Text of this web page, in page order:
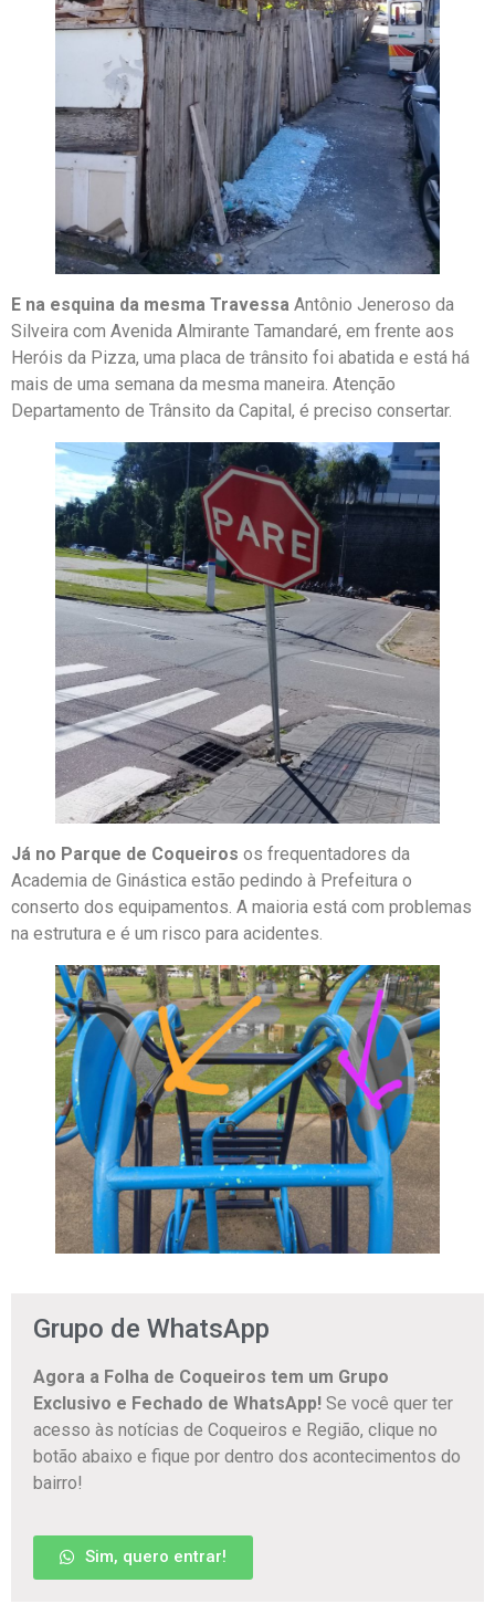
E na esquina da mesma Travessa Antônio Jeneroso da
Silveira com Avenida Almirante Tamandaré, em frente aos
Heróis da Pizza, uma placa de trânsito foi abatida e está há
mais de uma semana da mesma maneira. Atenção
Departamento de Trânsito da Capital, é preciso consertar.
Já no Parque de Coqueiros os frequentadores da
Academia de Ginástica estão pedindo à Prefeitura o
conserto dos equipamentos. A maioria está com problemas
na estrutura e é um risco para acidentes.
Grupo de WhatsApp
Agora a Folha de Coqueiros tem um Grupo
Exclusivo e Fechado de WhatsApp! Se você quer ter
acesso às notícias de Coqueiros e Região, clique no
botão abaixo e fique por dentro dos acontecimentos do
bairro!
Sim, quero entrar!